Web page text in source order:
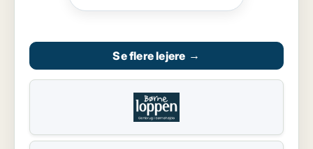
Se flere lejere →